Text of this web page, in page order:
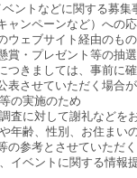
ントなどに関する募集
ャンペーンなど）への
ウェブサイト経由のもの
賞・プレゼント等の抽
つきましては、事前に
表させていただく場合が
の実施のため
査に対して謝礼などを
年齢、性別、お住まい
の参考とさせていただ
イベントに関する情報